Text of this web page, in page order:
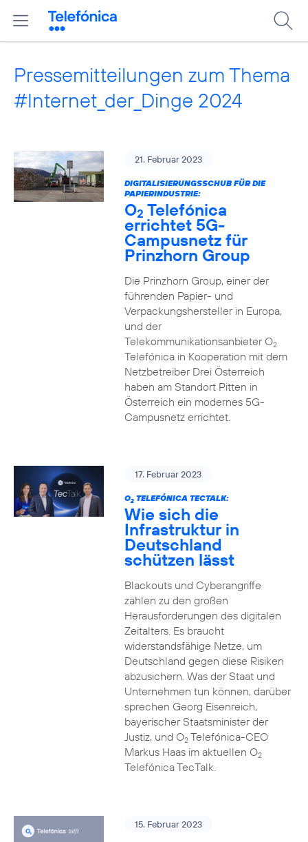
Pressemitteilungen zum Thema
#Internet_der_Dinge 2024
21. Februar 2023
DIGITALISIERUNGSSCHUB FÜR DIE
PAPIERINDUSTRIE:
O2 Telefónica
errichtet 5G-
Campusnetz für
Prinzhorn Group
Die Prinzhorn Group, einer der
führenden Papier- und
Verpackungshersteller in Europa,
und der
Telekommunikationsanbieter O2
Telefónica in Kooperation mit dem
Netzbetreiber Drei Österreich
haben am Standort Pitten in
Österreich ein modernes 5G-
Campusnetz errichtet.
17. Februar 2023
O2TELEFÓNICA TECTALK:
Wie sich die
Infrastruktur in
Deutschland
schützen lässt
Blackouts und Cyberangriffe
zählen zu den großen
Herausforderungen des digitalen
Zeitalters. Es braucht
widerstandsfähige Netze, um
Deutschland gegen diese Risiken
abzusichern. Was der Staat und
Unternehmen tun können, darüber
sprechen Georg Eisenreich,
bayerischer Staatsminister der
Justiz, und O2Telefónica-CEO
Markus Haas im aktuellen O2
Telefónica TecTalk.
15. Februar 2023